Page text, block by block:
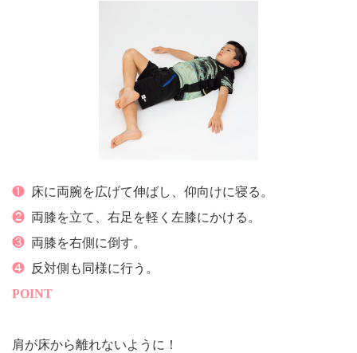
❶ 床に両腕を広げて伸ばし、仰向けに寝る。
❷ 両膝を立て、右足を軽く左膝にかける。
❸ 両膝を右側に倒す。
❹ 反対側も同様に行う。
POINT
肩が床から離れないように！